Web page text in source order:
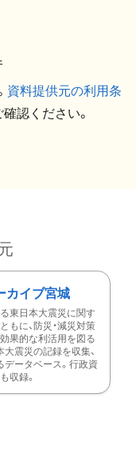
資料提供元の利用条
認ください。
カイブ宮城
東日本大震災に関す
もに、防災・減災対策
果的な利活用を図る
大震災の記録を収集、
データベース。行政資
収録。